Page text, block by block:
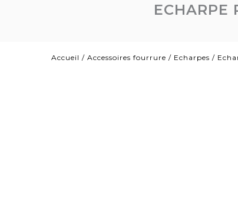
ECHARPE
Accueil / Accessoires fourrure / Echarpes /